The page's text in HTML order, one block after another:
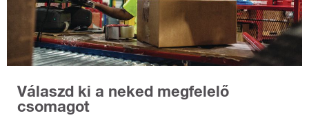
Válaszd ki a neked megfelelő
csomagot